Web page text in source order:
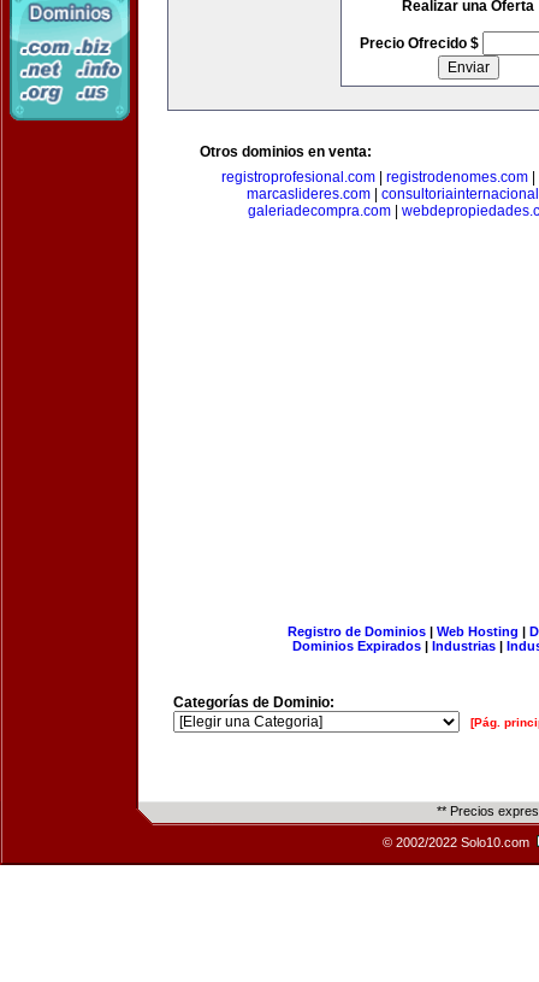
Realizar una Oferta
Precio Ofrecido $
Otros dominios en venta:
registroprofesional.com| registrodenomes.com|
marcaslideres.com
galeriadecompra.com|
Registro de Dominios| Web Hosting |
Dominios Expirados | Industrias |
Categorías de Dominio:
[Pág.
** Precios
© 2002/2022 Solo10.com